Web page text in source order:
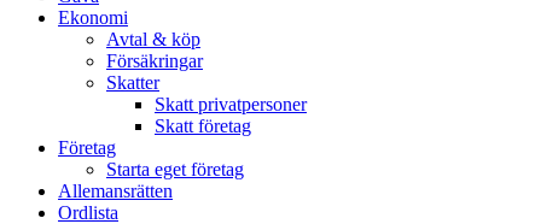
Ekonomi
Avtal & köp
Försäkringar
Skatter
Skatt privatpersoner
Skatt företag
Företag
Starta eget företag
Allemansrätten
Ordlista